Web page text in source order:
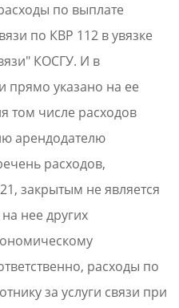
по выплате
по КВР 112 в увязке
КОСГУ. И в
прямо указано на ее
том числе расходов
арендодателю
расходов,
закрытым не является
нее других
расходы по
за услуги связи при